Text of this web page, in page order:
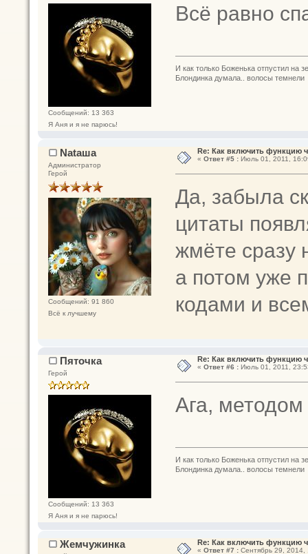
Сообщений: 13 363
Я Аня и я не парюсь!
Всё равно
И как только Боженька отпустил на
Блондинка думала.. волосы темнели
Nataшa
Администратор
Герой
Сообщений: 91 860
Всё к лучшему
Re: Как включить функцию
« Ответ #5 :Июль 01, 2011,
Да, забыла
цитаты
жмёте сразу
а потом уже
кодами и
Пяточка
Герой
Сообщений: 13 363
Я Аня и я не парюсь!
Re: Как включить функцию
« Ответ #6 :Июль 01, 2011,
Ага,
И как только Боженька отпустил на
Блондинка думала.. волосы темнели
Жемчужинка Re: Как включить функцию
« Ответ #7 :Сентябрь 29, 2014,